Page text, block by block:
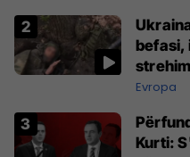
befasi,
Evropa
Kurti: